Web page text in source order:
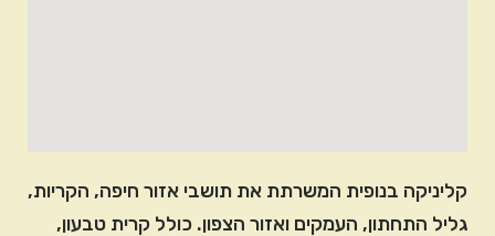
קליניקה בנופית המשרתת את תושבי אזור חיפה, הקריות,
גליל התחתון, העמקים ואזור הצפון. כולל קרית טבעון,